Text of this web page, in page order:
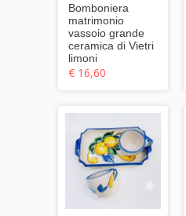
Bomboniera
matrimonio
vassoio grande
ceramica di Vietri
limoni
€ 16,60